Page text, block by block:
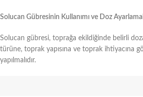
Solucan Gübresinin Kullanımı ve Doz
Solucan gübresi, toprağa ekildiğinde belirli
türüne, toprak yapısına ve toprak ihtiyacına
yapılmalıdır.